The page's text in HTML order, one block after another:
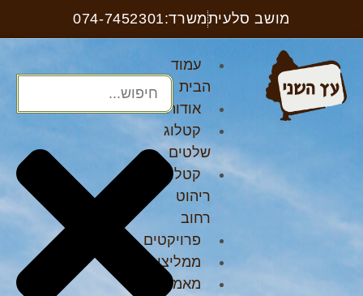
מושב סלעיתמשרד:074-7452301
עמוד
הבית
אודות
קטלוג
שלטים
קטלוג
ריהוט
רחוב
פרויקטים
ממליצים
מאמרים